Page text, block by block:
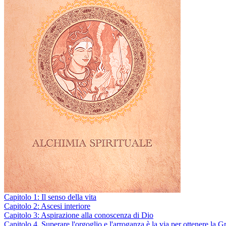
Capitolo 1: Il senso della vita
Capitolo 2: Ascesi interiore
Capitolo 3: Aspirazione alla conoscenza di Dio
Capitolo 4. Superare l'orgoglio e l'arroganza è la via per ottenere la